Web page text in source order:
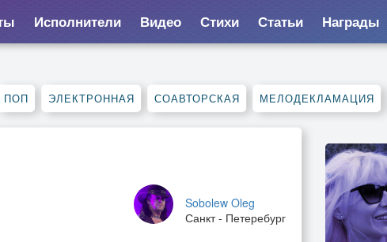
Исполнители Видео Стихи Статьи Награды
ПОП ЭЛЕКТРОННАЯ СОАВТОРСКАЯ МЕЛОДЕКЛАМАЦИЯ
Sobolew Oleg
Санкт - Петеребург